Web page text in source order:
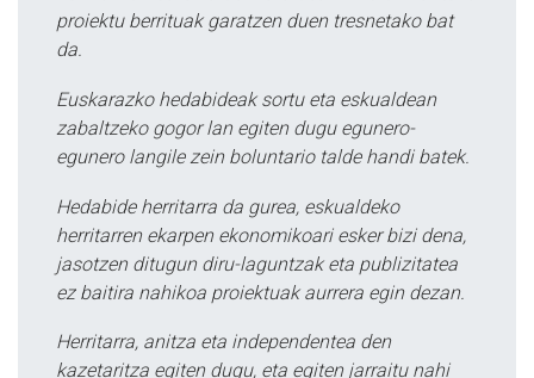
proiektu berrituak garatzen duen tresnetako bat
da.
Euskarazko hedabideak sortu eta eskualdean
zabaltzeko gogor lan egiten dugu egunero-
egunero langile zein boluntario talde handi batek.
Hedabide herritarra da gurea, eskualdeko
herritarren ekarpen ekonomikoari esker bizi dena,
jasotzen ditugun diru-laguntzak eta publizitatea
ez baitira nahikoa proiektuak aurrera egin dezan.
Herritarra, anitza eta independentea den
kazetaritza egiten dugu, eta egiten jarraitu nahi